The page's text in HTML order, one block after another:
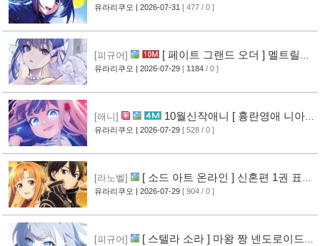
유라리쿠오 | 2026-07-31 [ 477 / 0 ]
[피규어]
[ 페이트 그랜드 오더 ] 멜트릴리
스 신작 피규어 공개 [12]
유라리쿠오 | 2026-07-29 [ 1184 / 0 ]
[애니]
10월신작애니 [ 흉란영애 니아
리스톤 ] PV 영상 공개 [13]
유라리쿠오 | 2026-07-29 [ 528 / 0 ]
[라노벨]
[ 소드 아트 온라인 ] 신혼편 1권 표지
공개 [16]
유라리쿠오 | 2026-07-29 [ 904 / 0 ]
[피규어]
[ 스텔라 소라 ] 마왕 짱 넨도로이드